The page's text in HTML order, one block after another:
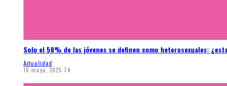
Solo el 58% de las jóvenes se definen como heterosexuales:
Actualidad
16 mayo, 2025 74